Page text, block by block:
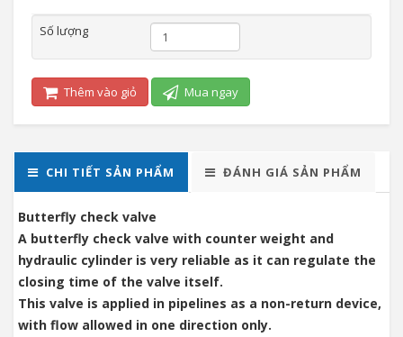
Số lượng
Thêm vào giỏ Mua ngay
CHI TIẾT SẢN PHẨM ĐÁNH GIÁ SẢN PHẨM
Butterfly check valve
A butterfly check valve with counter weight and
hydraulic cylinder is very reliable as it can regulate the
closing time of the valve itself.
This valve is applied in pipelines as a non-return device,
with flow allowed in one direction only.